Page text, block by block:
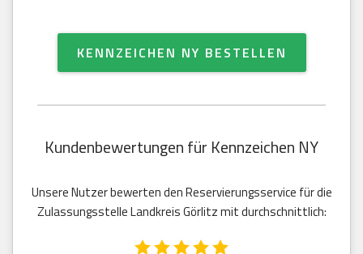
KENNZEICHEN NY BESTELLEN
Kundenbewertungen für Kennzeichen NY
Unsere Nutzer bewerten den Reservierungsservice für die
Zulassungsstelle Landkreis Görlitz mit durchschnittlich: